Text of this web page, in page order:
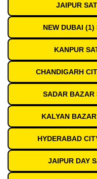
JAIPUR
NEW DUBAI (1)
KANPUR
CHANDIGARH
SADAR BAZAR
KALYAN
HYDERABAD
JAIPUR DAY